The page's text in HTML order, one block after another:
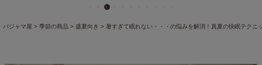
パジャマ屋 季節の商品 盛夏向き 暑すぎて眠れない・・・の悩みを解消！真夏の快眠テクニ